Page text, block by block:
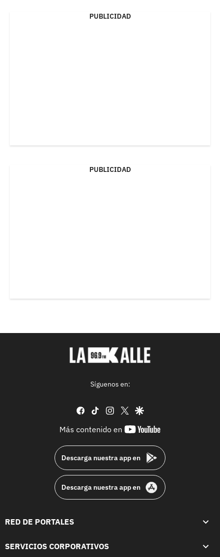
PUBLICIDAD
PUBLICIDAD
Síguenos en:
facebook
tiktok instagram
twittergoogle
Más contenido en
youtube-
Descarga nuestra app en
Descarga nuestra app en
RED DE PORTALES
SERVICIOS CORPORATIVOS